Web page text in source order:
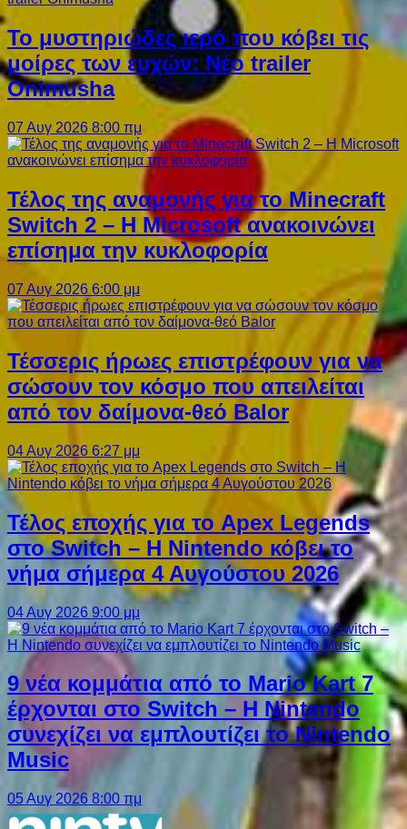
Το μυστηριώδες ιερό που κόβει τις
μοίρες των ευχών: Νέο trailer
Onimusha
07 Αυγ 2026 8:00 πμ
Τέλος της αναμονής για το Minecraft
Switch 2 – Η Microsoft ανακοινώνει
επίσημα την κυκλοφορία
07 Αυγ 2026 6:00 μμ
Τέσσερις ήρωες επιστρέφουν για να
σώσουν τον κόσμο που απειλείται
από τον δαίμονα-θεό Balor
04 Αυγ 2026 6:27 μμ
Τέλος εποχής για το Apex Legends
στο Switch – Η Nintendo κόβει το
νήμα σήμερα 4 Αυγούστου 2026
04 Αυγ 2026 9:00 μμ
9 νέα κομμάτια από το Mario Kart 7
έρχονται στο Switch – Η Nintendo
συνεχίζει να εμπλουτίζει το Nintendo
Music
05 Αυγ 2026 8:00 πμ